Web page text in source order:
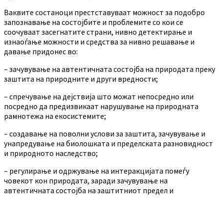
Ваквите состаноци престставуваат можност за подобро
запознавање на состојбите и проблемите со кои се
соочуваат засегнатите страни, нивно детектирање и
изнаоѓање можности и средства за нивно решавање и
давање придонес во:
– зачувување на автентичната состојба на природата преку
заштита на природните и други вредности;
– спречување на дејствија што можат непосредно или
посредно да предизвикаат нарушување на природната
рамнотежа на екосистемите;
– создавање на поволни услови за заштита, зачувување и
унапредување на биолошката и пределската разновидност
и природното наследство;
– регулирање и одржување на интеракцијата помеѓу
човекот кон природата, заради зачувување на
автентичната состојба на заштитниот предел и